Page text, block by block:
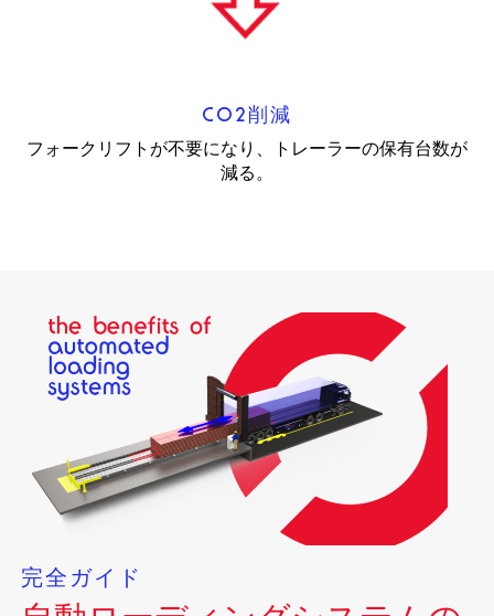
CO2削減
フォークリフトが不要になり、トレーラーの保有台数が
減る。
完全ガイド